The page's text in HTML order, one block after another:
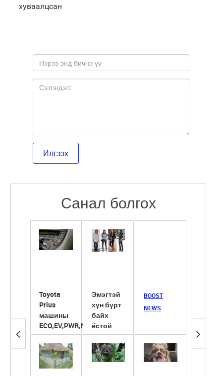
хуваалцсан
Санал болгох
Toyota
Prius
машины
ECO,EV,PWR,NRL
4 горим
Эмэгтэй
хүн бүрт
байх
ёстой
гутлууд
BOOST
NEWS